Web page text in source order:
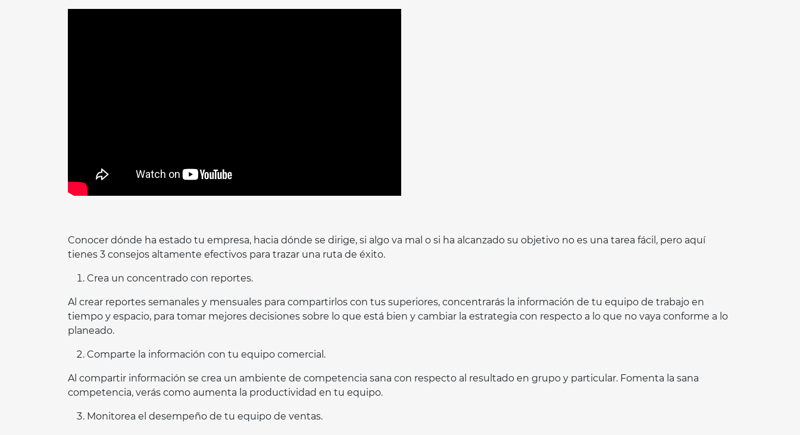
Conocer dónde ha estado tu empresa, hacia dónde se dirige, si algo va mal o si ha alcanzado su objetivo no es una tarea fácil, pero aquí
tienes 3 consejos altamente efectivos para trazar una ruta de éxito.
Crea un concentrado con reportes.
Al crear reportes semanales y mensuales para compartirlos con tus superiores, concentrarás la información de tu equipo de trabajo en
tiempo y espacio, para tomar mejores decisiones sobre lo que está bien y cambiar la estrategia con respecto a lo que no vaya conforme a lo
planeado.
Comparte la información con tu equipo comercial.
Al compartir información se crea un ambiente de competencia sana con respecto al resultado en grupo y particular. Fomenta la sana
competencia, verás como aumenta la productividad en tu equipo.
Monitorea el desempeño de tu equipo de ventas.